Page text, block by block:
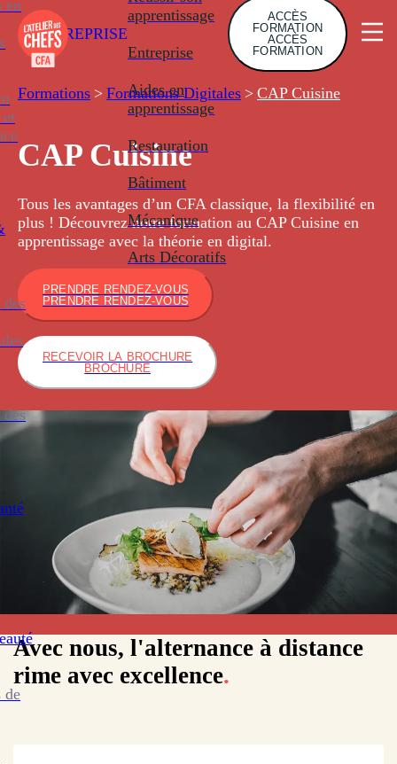
en
de
ENTREPRISE
apprentissage
Entreprise
Aides en
apprentissage
Restauration
Bâtiment
Mécanique
Arts Décoratifs
ACCÈS
FORMATION
ACCÈS
FORMATION
Formations > Formations Digitales > CAP Cuisine
CAP Cuisine
Tous les avantages d’un CFA classique, la flexibilité en
plus ! Découvrez notre formation au CAP Cuisine en
apprentissage avec la théorie en digital.
PRENDRE RENDEZ-VOUS
PRENDRE RENDEZ-VOUS
RECEVOIR LA BROCHURE
BROCHURE
Avec nous, l'alternance à distance
rime avec excellence.